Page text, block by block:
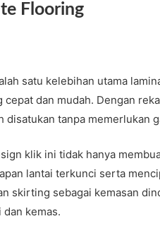
Flooring
satu kelebihan utama
cepat dan mudah. Dengan
disatukan tanpa memerlukan
klik ini tidak hanya
lantai terkunci serta
skirting sebagai kemasan
kemas.